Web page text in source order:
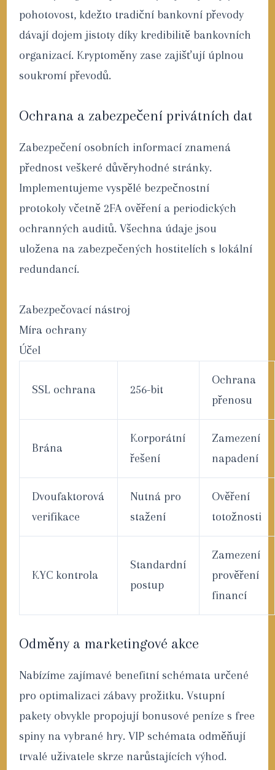
pohotovost, kdežto tradiční bankovní převody
dávají dojem jistoty díky kredibilitě bankovních
organizací. Kryptoměny zase zajišťují úplnou
soukromí převodů.
Ochrana a zabezpečení privátních dat
Zabezpečení osobních informací znamená
přednost veškeré důvěryhodné stránky.
Implementujeme vyspělé bezpečnostní
protokoly včetně 2FA ověření a periodických
ochranných auditů. Všechna údaje jsou
uložena na zabezpečených hostitelích s lokální
redundancí.
Zabezpečovací nástroj
Míra ochrany
Účel
SSL ochrana 256-bit
Ochrana
přenosu
Brána
Korporátní
řešení
Zamezení
napadení
Dvoufaktorová
verifikace
Nutná pro
stažení
Ověření
totožnosti
KYC kontrola
Standardní
postup
Zamezení
prověření
financí
Odměny a marketingové akce
Nabízíme zajímavé benefitní schémata určené
pro optimalizaci zábavy prožitku. Vstupní
pakety obvykle propojují bonusové peníze s free
spiny na vybrané hry. VIP schémata odměňují
trvalé uživatele skrze narůstajících výhod.